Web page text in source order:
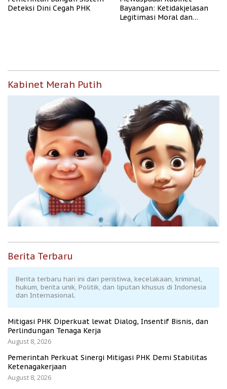
Deteksi Dini Cegah PHK
Bayangan: Ketidakjelasan
Legitimasi Moral dan
Kabinet Merah Putih
Berita Terbaru
Berita terbaru hari ini dari peristiwa, kecelakaan, kriminal,
hukum, berita unik, Politik, dan liputan khusus di Indonesia
dan Internasional.
Mitigasi PHK Diperkuat lewat Dialog, Insentif Bisnis, dan
Perlindungan Tenaga Kerja
August 8, 2026
Pemerintah Perkuat Sinergi Mitigasi PHK Demi Stabilitas
Ketenagakerjaan
August 8, 2026